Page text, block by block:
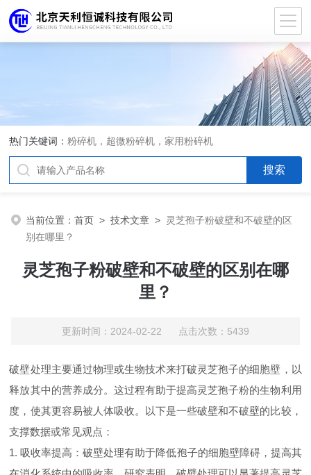
热门关键词：粉碎机，超微粉碎机，家用粉碎机
当前位置：首页 >技术文章 > 灵芝孢子粉破壁和不破壁的区
别在哪里？
灵芝孢子粉破壁和不破壁的区别在哪
里？
更新时间：2024-02-22 点击次数：5439
破壁处理主要通过物理或生物技术来打破灵芝孢子的细胞壁，以
释放其中的营养成分。这过程有助于提高灵芝孢子粉的生物利用
度，使其更容易被人体吸收。以下是一些破壁和不破壁的比较，
支撑数据或常见观点：
1. 吸收率提高：破壁处理有助于降低孢子的细胞壁障碍，提高其